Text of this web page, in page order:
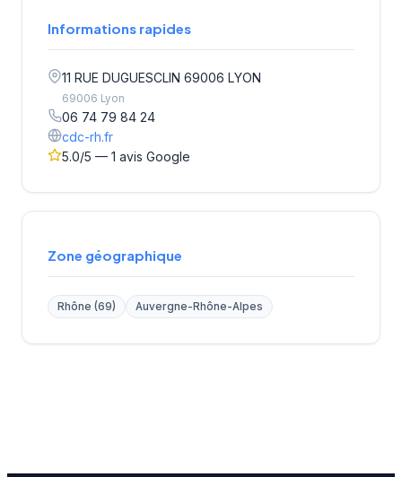
Informations rapides
11 RUE DUGUESCLIN 69006 LYON
69006 Lyon
06 74 79 84 24
cdc-rh.fr
5.0/5 — 1 avis Google
Zone géographique
Rhône (69) Auvergne-Rhône-Alpes